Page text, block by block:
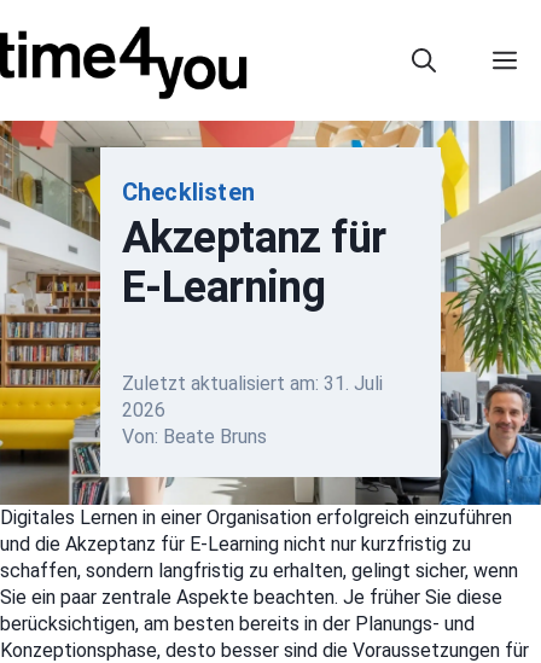
Inhalt
springen
Checklisten
Akzeptanz für
E-Learning
Zuletzt aktualisiert am: 31. Juli
2026
Von: Beate Bruns
Digitales Lernen in einer Organisation erfolgreich einzuführen
und die Akzeptanz für E-Learning nicht nur kurzfristig zu
schaffen, sondern langfristig zu erhalten, gelingt sicher, wenn
Sie ein paar zentrale Aspekte beachten. Je früher Sie diese
berücksichtigen, am besten bereits in der Planungs- und
Konzeptionsphase, desto besser sind die Voraussetzungen für